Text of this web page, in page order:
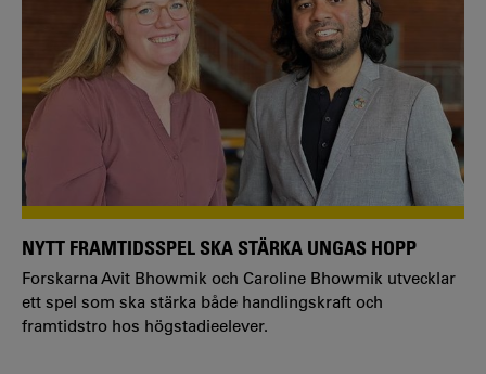
NYTT FRAMTIDSSPEL SKA STÄRKA UNGAS HOPP
Forskarna Avit Bhowmik och Caroline Bhowmik utvecklar
ett spel som ska stärka både handlingskraft och
framtidstro hos högstadieelever.